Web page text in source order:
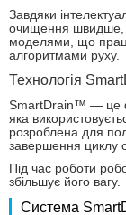
Завдяки
очищення швидше,
моделями, що
алгоритмами руху.
Технологія
SmartDrain™ — це
яка
розроблена для
завершення циклу
Під час роботи
збільшує його вагу.
Система